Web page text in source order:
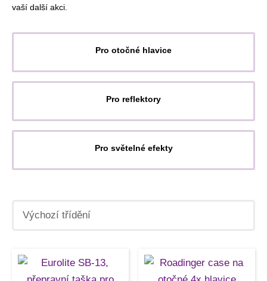
vaší další akci.
Pro otočné hlavice
Pro reflektory
Pro světelné efekty